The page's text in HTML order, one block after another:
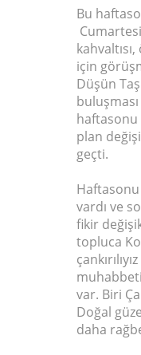
Bu
için
Düşün
haftasonu
plan
geçti.
vardı ve
fikir
topluca
var. Biri
Doğal
daha